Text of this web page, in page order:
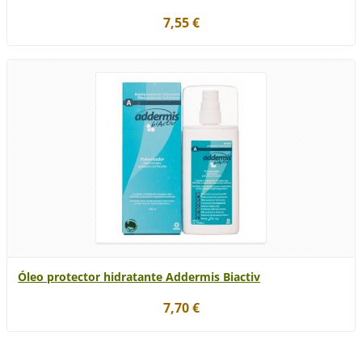
7,55 €
Óleo protector hidratante Addermis Biactiv
7,70 €